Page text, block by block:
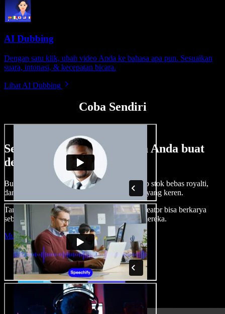
AI Dubbing
Dengan satu klik, ubah video Anda ke bahasa apa pun. Sesuaikan
suara, intonasi, & kecepatan bicara.
Lihat AI Dubbing
Coba Sendiri
Sedikit contoh hal yang bisa Anda buat
dengan Speechify Studio.
Buat voice over, tambah gambar, audio, video stok bebas royalti,
dan kloning suara untuk proyek audio-video yang keren.
Tanpa kurva belajar, semua dari browser—kreator bisa berkarya
sebebas mungkin dan wujudkan ide kreatif mereka.
Mulai Studio